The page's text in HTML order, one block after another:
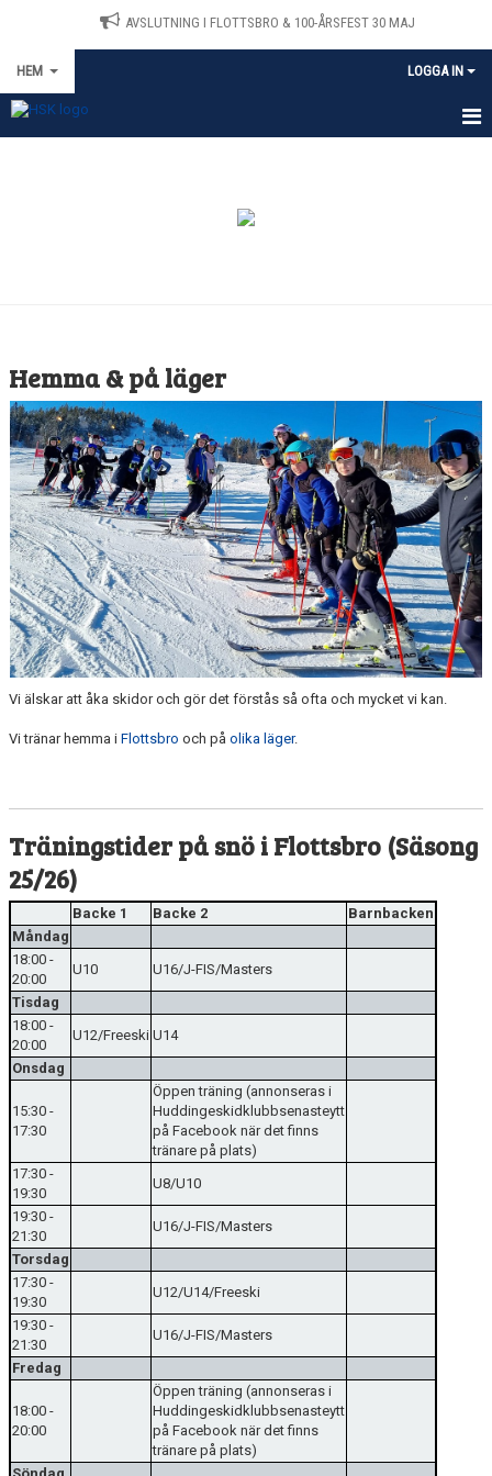
AVSLUTNING I FLOTTSBRO & 100-ÅRSFEST 30 MAJ
HEM LOGGA IN
LÄGER
SAMARBETE MED NORDLUNDS SPORT
OM KLUBBEN
TÄVLINGAR
KONTAKT
DOKUMENT
Hemma & på läger
Vi älskar att åka skidor och gör det förstås så ofta och mycket vi kan.
Vi tränar hemma i Flottsbro och på olika läger.
Träningstider på snö i Flottsbro (Säsong
25/26)
Backe 1 Backe 2
Barnbacken
Måndag
18:00 -
20:00
U10
U16/J-FIS/Masters
Tisdag
18:00 -
20:00
U12/Freeski U14
Onsdag
15:30 -
17:30
Öppen träning (annonseras i
Huddingeskidklubbsenasteytt
på Facebook när det finns
tränare på plats)
17:30 -
19:30
U8/U10
19:30 -
21:30
U16/J-FIS/Masters
Torsdag
17:30 -
19:30
U12/U14/Freeski
19:30 -
21:30
U16/J-FIS/Masters
Fredag
18:00 -
20:00
Öppen träning (annonseras i
Huddingeskidklubbsenasteytt
på Facebook när det finns
tränare på plats)